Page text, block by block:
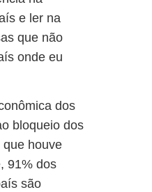
e ler na
que não
onde eu
dos
bloqueio dos
que houve
91% dos
são